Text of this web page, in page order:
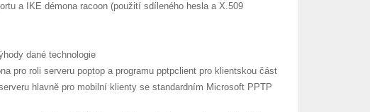
a IKE démona racoon (použití sdíleného hesla a X.509
dané technologie
pro roli serveru poptop a programu pptpclient pro klientskou část
hlavně pro mobilní klienty se standardním Microsoft PPTP